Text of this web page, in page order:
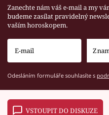
Zanechte nám váš e-mail a my
budeme zasílat pravidelný
vaším horoskopem.
Odesláním formuláře souhlasíte s
VSTOUPIT DO DISKUZE